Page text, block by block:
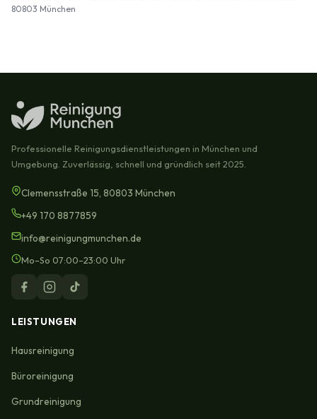
80803 München
Professionelle Reinigungsdienstleistungen in München und
Umgebung. Zuverlässig, schnell und gründlich seit 2025.
Clemensstraße 15, 80803 München
+49 170 8877859
info@reinigungmunchen.de
Mo–So 07:00–23:00 Uhr
LEISTUNGEN
Hausreinigung
Büroreinigung
Grundreinigung